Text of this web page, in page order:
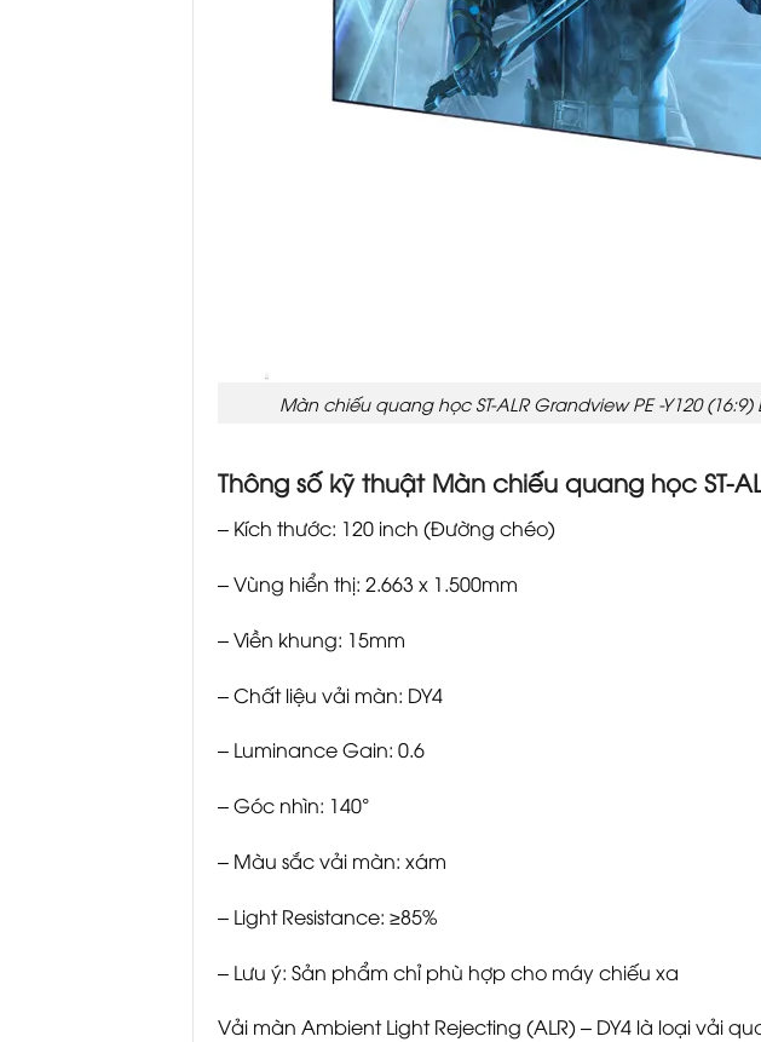
Màn chiếu quang học ST-ALR Grandview PE -Y120
Thông số kỹ thuật Màn chiếu quang học ST-
– Kích thước: 120 inch (Đường chéo)
– Vùng hiển thị: 2.663 x 1.500mm
– Viền khung: 15mm
– Chất liệu vải màn: DY4
– Luminance Gain: 0.6
– Góc nhìn: 140°
– Màu sắc vải màn: xám
– Light Resistance: ≥85%
– Lưu ý: Sản phẩm chỉ phù hợp cho máy chiếu xa
Vải màn Ambient Light Rejecting (ALR) – DY4 là loại vải